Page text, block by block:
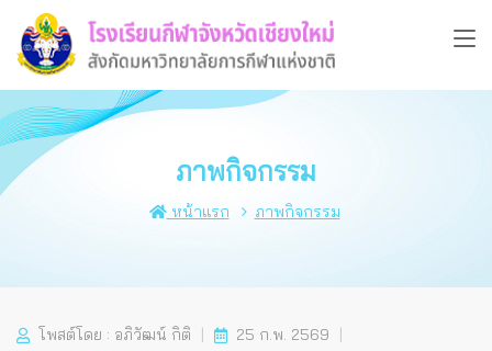
ภาพกิจกรรม
หน้าแรก ภาพกิจกรรม
โพสต์โดย : อภิวัฒน์ กิติ
25 ก.พ. 2569